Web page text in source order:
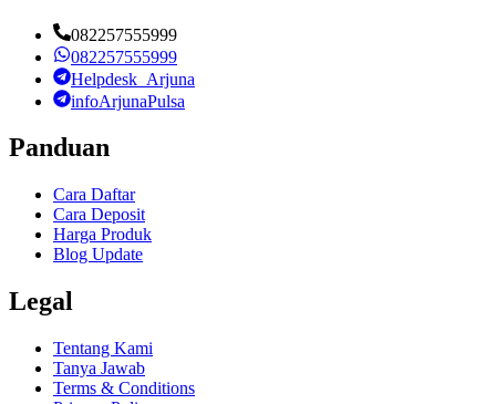
082257555999
082257555999
Helpdesk_Arjuna
infoArjunaPulsa
Panduan
Cara Daftar
Cara Deposit
Harga Produk
Blog Update
Legal
Tentang Kami
Tanya Jawab
Terms & Conditions